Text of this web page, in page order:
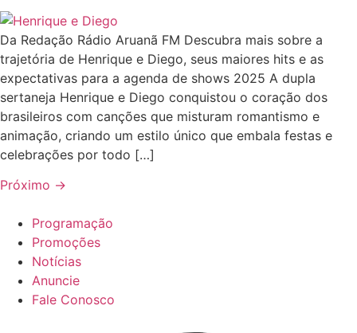
Da Redação Rádio Aruanã FM Descubra mais sobre a
trajetória de Henrique e Diego, seus maiores hits e as
expectativas para a agenda de shows 2025 A dupla
sertaneja Henrique e Diego conquistou o coração dos
brasileiros com canções que misturam romantismo e
animação, criando um estilo único que embala festas e
celebrações por todo […]
Próximo →
Programação
Promoções
Notícias
Anuncie
Fale Conosco